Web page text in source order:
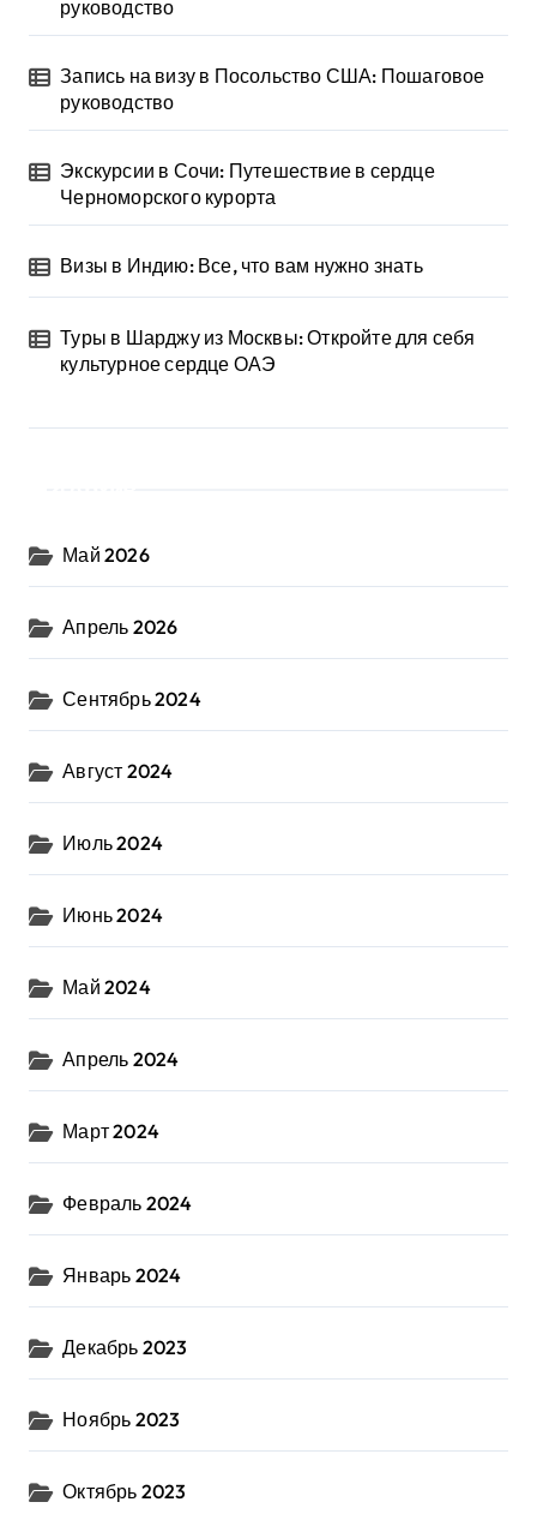
руководство
Запись на визу в Посольство США: Пошаговое
руководство
Экскурсии в Сочи: Путешествие в сердце
Черноморского курорта
Визы в Индию: Все, что вам нужно знать
Туры в Шарджу из Москвы: Откройте для себя
культурное сердце ОАЭ
Май 2026
Апрель 2026
Сентябрь 2024
Август 2024
Июль 2024
Июнь 2024
Май 2024
Апрель 2024
Март 2024
Февраль 2024
Январь 2024
Декабрь 2023
Ноябрь 2023
Октябрь 2023